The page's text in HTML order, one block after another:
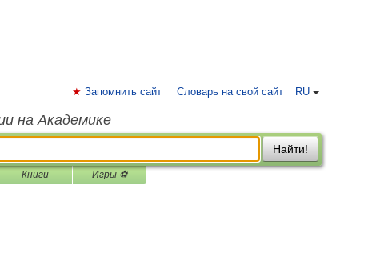
RU
Запомнить сайт Словарь на свой сайт
на Академике
Найти!
Книги Игры ⚽